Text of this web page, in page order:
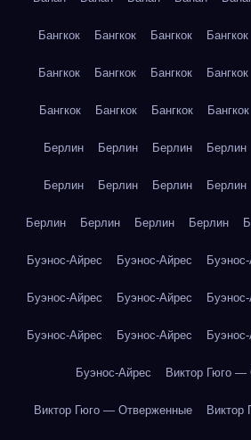
Бангкок Бангкок Бангкок Бангкок
Бангкок Бангкок Бангкок Бангкок
Бангкок Бангкок Бангкок Бангкок
Берлин Берлин Берлин Берлин
Берлин Берлин Берлин Берлин
Берлин Берлин Берлин Берлин
Буэнос-Айрес Буэнос-Айрес
Буэнос-Айрес Буэнос-Айрес
Буэнос-Айрес Буэнос-Айрес
Буэнос-Айрес Виктор Гюго —
Виктор Гюго — Отверженные